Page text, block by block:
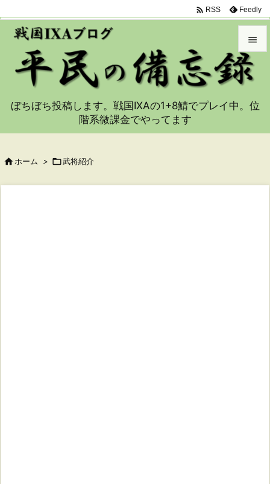


メニュ
サイド
 RSS Feedly
ぼちぼち投稿します。戦国IXAの1+8鯖でプレイ中。位
階系微課金でやってます
 ホーム > 武将紹介